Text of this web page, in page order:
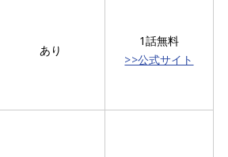
あり
1話無料
>>公式サイト